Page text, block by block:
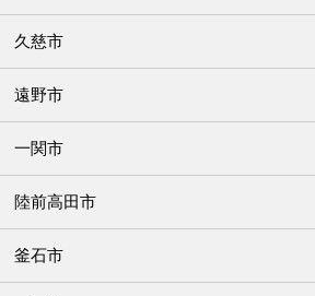
久慈市
遠野市
一関市
陸前高田市
釜石市